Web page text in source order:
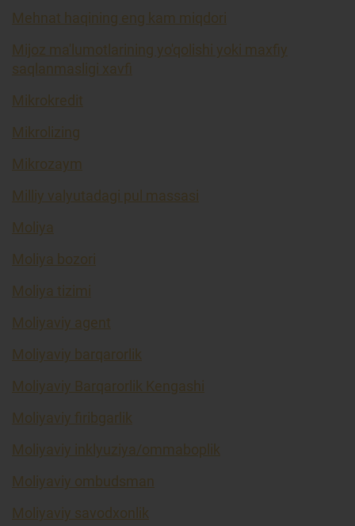
Mehnat haqining eng kam miqdori
Mijoz ma'lumotlarining yo'qolishi yoki maxfiy
saqlanmasligi xavfi
Mikrokredit
Mikrolizing
Mikrozaym
Milliy valyutadagi pul massasi
Moliya
Moliya bozori
Moliya tizimi
Moliyaviy agent
Moliyaviy barqarorlik
Moliyaviy Barqarorlik Kengashi
Moliyaviy firibgarlik
Moliyaviy inklyuziya/ommaboplik
Moliyaviy ombudsman
Moliyaviy savodxonlik